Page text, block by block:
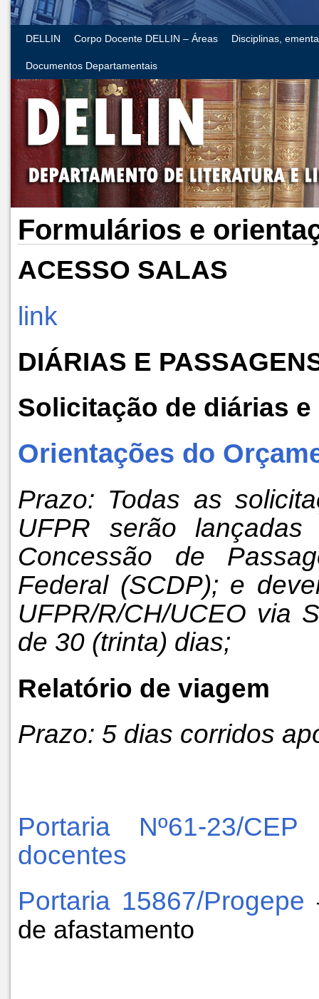
DELLIN Corpo Docente DELLIN – Áreas Disciplinas,
Documentos Departamentais
Formulários e
ACESSO SALAS
link
DIÁRIAS E
Solicitação de diárias
Orientações do
Prazo: Todas as
UFPR serão
Concessão de
Federal (SCDP); e
UFPR/R/CH/UCEO via
de 30 (trinta) dias;
Relatório de viagem
Prazo: 5 dias corridos
Portaria Nº61-23/
docentes
Portaria 15867/Progepe
de afastamento